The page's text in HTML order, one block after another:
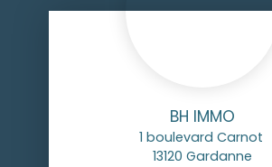
BH IMMO
1 boulevard Carnot
13120 Gardanne